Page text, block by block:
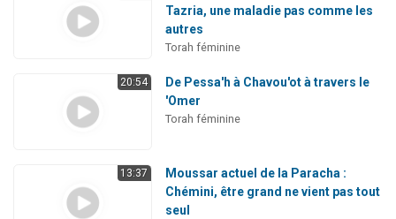
Tazria, une maladie pas comme les
autres
Torah féminine
20:54
De Pessa'h à Chavou'ot à travers le
'Omer
Torah féminine
13:37
Moussar actuel de la Paracha :
Chémini, être grand ne vient pas tout
seul